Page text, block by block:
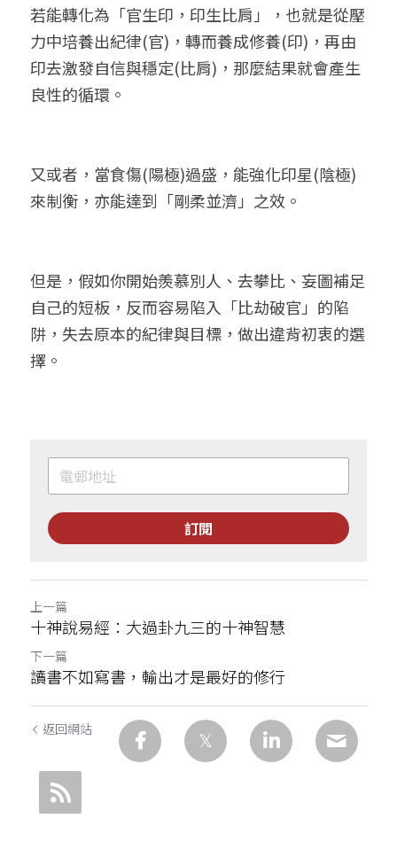
若能轉化為「官生印，印生比肩」，也就是從壓
力中培養出紀律(官)，轉而養成修養(印)，再由
印去激發自信與穩定(比肩)，那麼結果就會產生
良性的循環。
又或者，當食傷(陽極)過盛，能強化印星(陰極)
來制衡，亦能達到「剛柔並濟」之效。
但是，假如你開始羨慕別人、去攀比、妄圖補足
自己的短板，反而容易陷入「比劫破官」的陷
阱，失去原本的紀律與目標，做出違背初衷的選
擇。
訂閱
上一篇
十神說易經：大過卦九三的十神智慧
下一篇
讀書不如寫書，輸出才是最好的修行
返回網站